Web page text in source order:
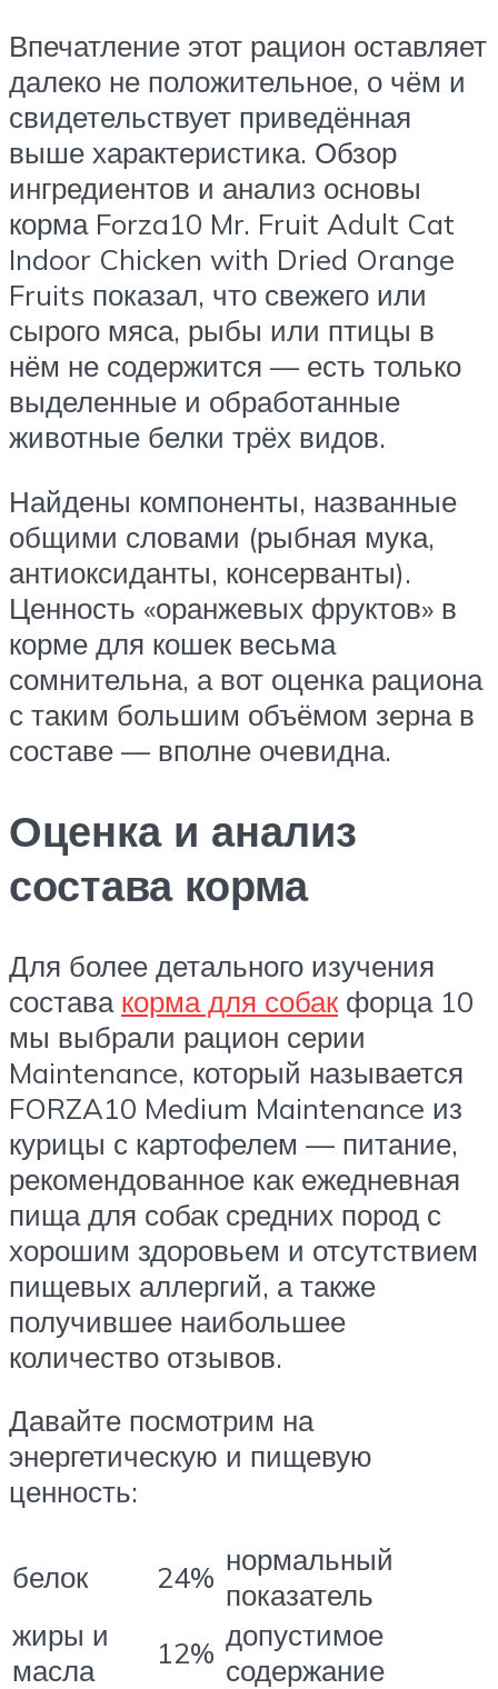
Впечатление этот рацион оставляет
далеко не положительное, о чём и
свидетельствует приведённая
выше характеристика. Обзор
ингредиентов и анализ основы
корма Forza10 Mr. Fruit Adult Cat
Indoor Chicken with Dried Orange
Fruits показал, что свежего или
сырого мяса, рыбы или птицы в
нём не содержится — есть только
выделенные и обработанные
животные белки трёх видов.
Найдены компоненты, названные
общими словами (рыбная мука,
антиоксиданты, консерванты).
Ценность «оранжевых фруктов» в
корме для кошек весьма
сомнительна, а вот оценка рациона
с таким большим объёмом зерна в
составе — вполне очевидна.
Оценка и анализ
состава корма
Для более детального изучения
состава корма для собак форца 10
мы выбрали рацион серии
Maintenance, который называется
FORZA10 Medium Maintenance из
курицы с картофелем — питание,
рекомендованное как ежедневная
пища для собак средних пород с
хорошим здоровьем и отсутствием
пищевых аллергий, а также
получившее наибольшее
количество отзывов.
Давайте посмотрим на
энергетическую и пищевую
ценность:
белок 24% нормальный
показатель
жиры и
масла
12% допустимое
содержание